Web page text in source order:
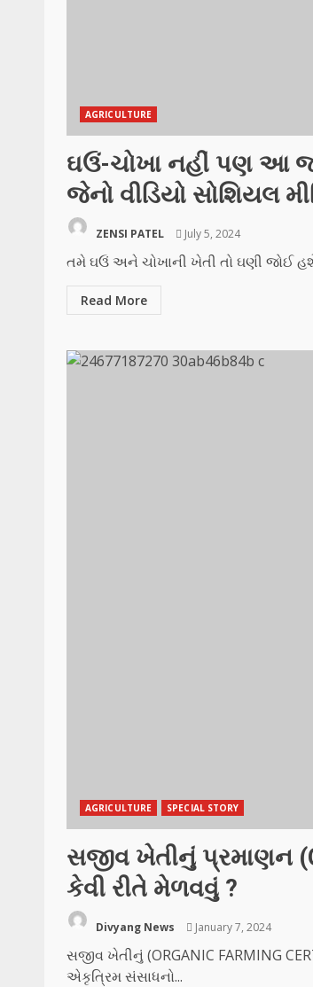
AGRICULTURE
ઘઉં-ચોખા નહીં પણ આ
જેનો વીડિયો સોશિયલ
ZENSI PATEL July 5, 2024
તમે ઘઉં અને ચોખાની ખેતી તો ઘણી જોઈ
Read More
AGRICULTURE SPECIAL STORY
સજીવ ખેતીનું પ્રમાણન
કેવી રીતે મેળવવું ?
Divyang News January 7, 2024
સજીવ ખેતીનું (ORGANIC FARMING
એકૃત્રિમ સંસાધનો...